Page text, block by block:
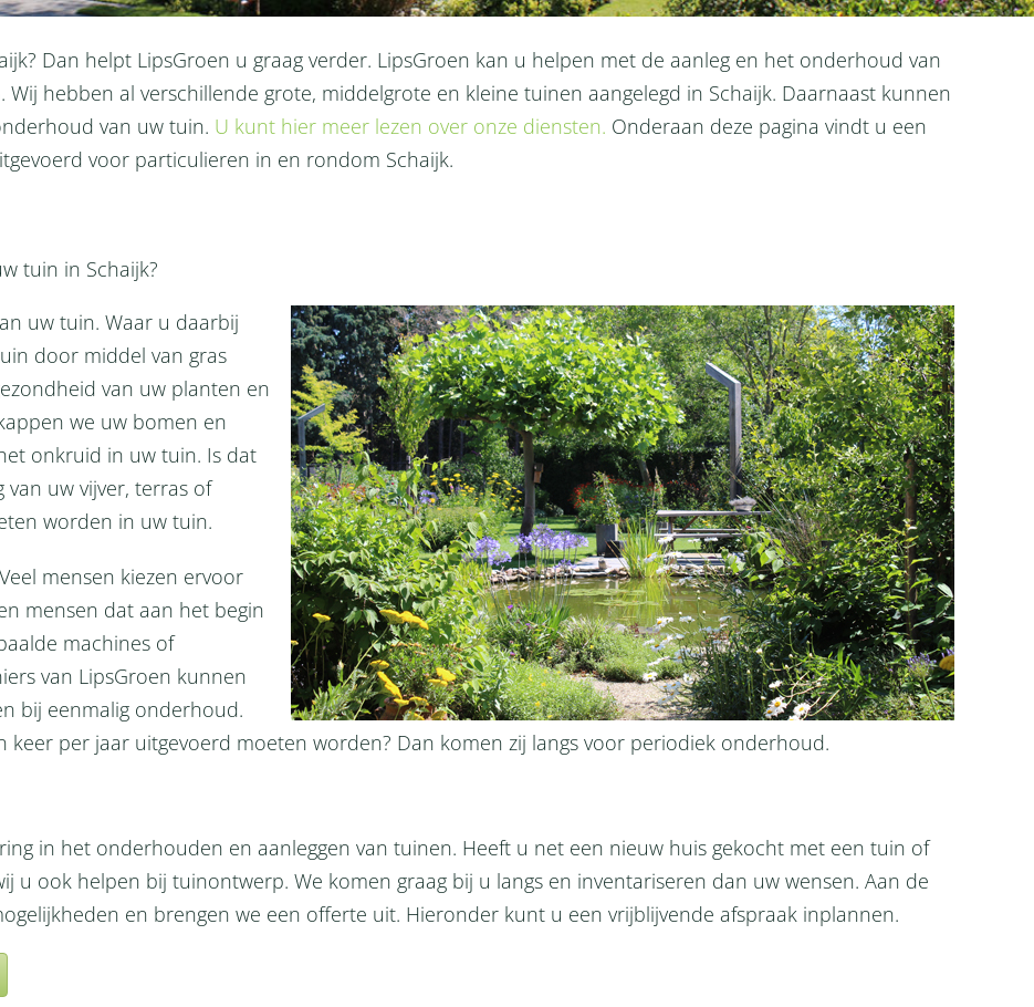
Dan helpt LipsGroen u graag verder. LipsGroen kan u helpen met de aanleg en het onderhoud van
hebben al verschillende grote, middelgrote en kleine tuinen aangelegd in Schaijk. Daarnaast kunnen
van uw tuin. U kunt hier meer lezen over onze diensten. Onderaan deze pagina vindt u een
voor particulieren in en rondom Schaijk.
tuin in Schaijk?
uw tuin. Waar u daarbij
door middel van gras
van uw planten en
we uw bomen en
onkruid in uw tuin. Is dat
uw vijver, terras of
worden in uw tuin.
mensen kiezen ervoor
mensen dat aan het begin
machines of
van LipsGroen kunnen
bij eenmalig onderhoud.
keer per jaar uitgevoerd moeten worden? Dan komen zij langs voor periodiek onderhoud.
in het onderhouden en aanleggen van tuinen. Heeft u net een nieuw huis gekocht met een tuin of
u ook helpen bij tuinontwerp. We komen graag bij u langs en inventariseren dan uw wensen. Aan de
en brengen we een offerte uit. Hieronder kunt u een vrijblijvende afspraak inplannen.